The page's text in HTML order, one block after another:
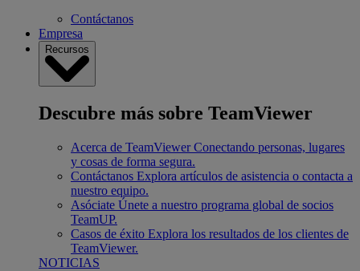
Contáctanos
Empresa
Recursos
Descubre más sobre TeamViewer
Acerca de TeamViewer Conectando personas, lugares
y cosas de forma segura.
Contáctanos Explora artículos de asistencia o contacta a
nuestro equipo.
Asóciate Únete a nuestro programa global de socios
TeamUP.
Casos de éxito Explora los resultados de los clientes de
TeamViewer.
NOTICIAS